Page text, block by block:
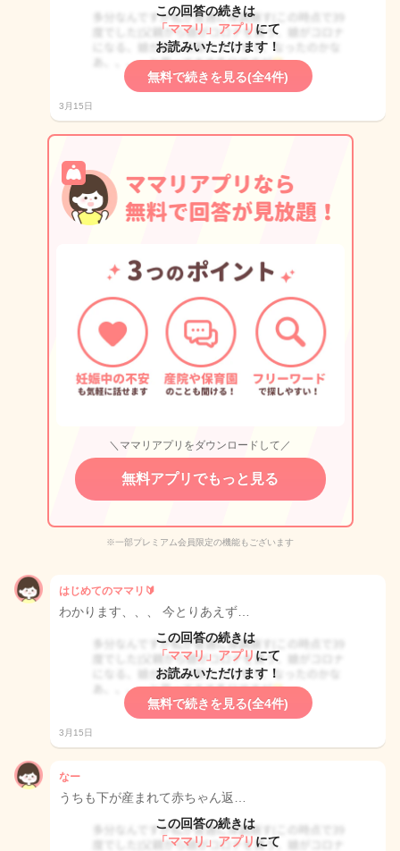
この回答の続きは
「ママリ」アプリ にて
お読みいただけます！
無料で続きを見る(全4件)
3月15日
＼ママリアプリをダウンロードして／
無料アプリでもっと見る
※一部プレミアム会員限定の機能もございます
はじめてのママリ🔰
わかります、、、 今とりあえず…
この回答の続きは
「ママリ」アプリ にて
お読みいただけます！
無料で続きを見る(全4件)
3月15日
なー
うちも下が産まれて赤ちゃん返…
この回答の続きは
「ママリ」アプリ にて